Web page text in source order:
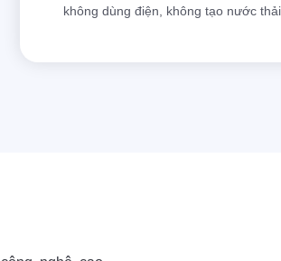
không dùng điện, không tạo nước